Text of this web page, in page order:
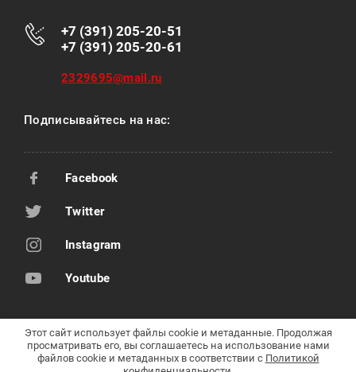
Этот сайт использует файлы cookie и метаданные. Продолжая
просматривать его, вы соглашаетесь на использование нами
файлов cookie и метаданных в соответствии с Политикой
+7 (391) 205-20-51
+7 (391) 205-20-61
2329695@mail.ru
Подписывайтесь на нас:
Facebook
Twitter
Instagram
Youtube
Copyright © 2009 - 2021
ООО Компания "Передовые технологии"